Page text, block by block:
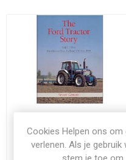
The Ford Tractor Story part
two
Cookies Helpen ons om
verlenen. Als je